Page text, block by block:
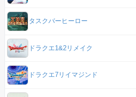
タスクバーヒーロー
ドラクエ1&2リメイク
ドラクエ7リイマジンド